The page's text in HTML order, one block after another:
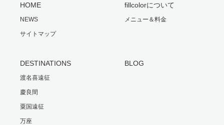
HOME
NEWS
サイトマップ
fillcolorについて
メニュー＆料金
DESTINATIONS
渡名喜遠征
慶良間
粟国遠征
万座
BLOG